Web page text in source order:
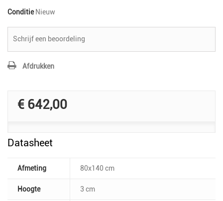
Conditie Nieuw
Schrijf een beoordeling
Afdrukken
€ 642,00
Datasheet
Afmeting 80x140 cm
Hoogte 3 cm